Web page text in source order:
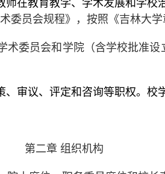
在教育教学、学术发展和学校
委员会规程》，按照《吉林大学
委员会和学院（含学校批准
审议、评定和咨询等职权。校
第二章 组织机构